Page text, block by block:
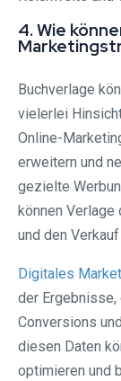
4. Wie
Buchverlage
vielerlei
Online-
erweitern und
gezielte
können
und den
Digitales
der Ergebnisse,
Conversions
diesen Daten
optimieren und